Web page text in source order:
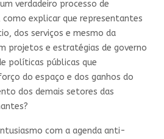
verdadeiro processo de
explicar que representantes
dos serviços e mesmo da
projetos e estratégias de governo
políticas públicas que
do espaço e dos ganhos do
dos demais setores das
com a agenda anti-